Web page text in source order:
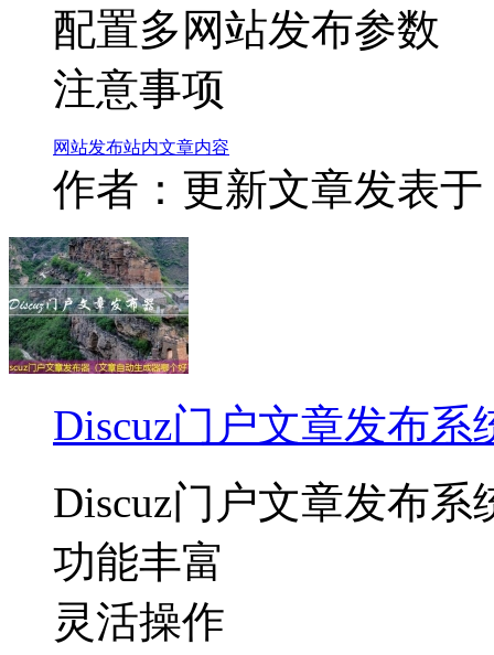
配置多网站发布参数
注意事项
网站发布站内文章内容
作者：更新文章发表于
Discuz门户文章发布
Discuz门户文章发布系
功能丰富
灵活操作